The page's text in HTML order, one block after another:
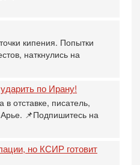
кипения. Попытки
наткнулись на
по Ирану!
отставке, писатель,
📌Подпишитесь на
но КСИР готовит